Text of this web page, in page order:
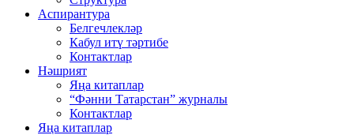
Аспирантура
Белгечлекләр
Кабул итү тәртибе
Контактлар
Нәшрият
Яңа китаплар
“Фәнни Татарстан” журналы
Контактлар
Яңа китаплар